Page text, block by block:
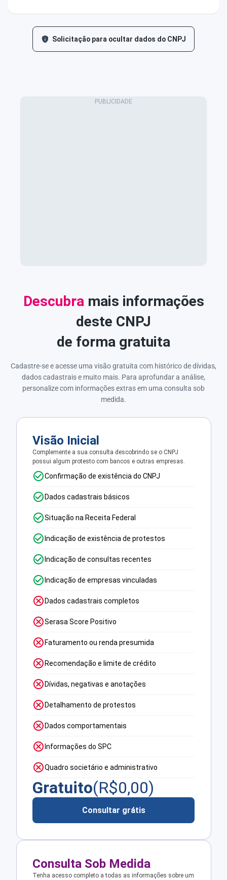
Solicitação para ocultar dados do CNPJ
Descubra mais informações
deste CNPJ
de forma gratuita
Cadastre-se e acesse uma visão gratuita com histórico de dívidas,
dados cadastrais e muito mais. Para aprofundar a análise,
personalize com informações extras em uma consulta sob
medida.
Visão Inicial
Complemente a sua consulta descobrindo se o CNPJ
possui algum protesto com bancos e outras empresas.
Confirmação de existência do CNPJ
Dados cadastrais básicos
Situação na Receita Federal
Indicação de existência de protestos
Indicação de consultas recentes
Indicação de empresas vinculadas
Dados cadastrais completos
Serasa Score Positivo
Faturamento ou renda presumida
Recomendação e limite de crédito
Dívidas, negativas e anotações
Detalhamento de protestos
Dados comportamentais
Informações do SPC
Quadro societário e administrativo
Gratuito(R$0,00)
Consultar grátis
Consulta Sob Medida
Tenha acesso completo a todas as informações sobre um